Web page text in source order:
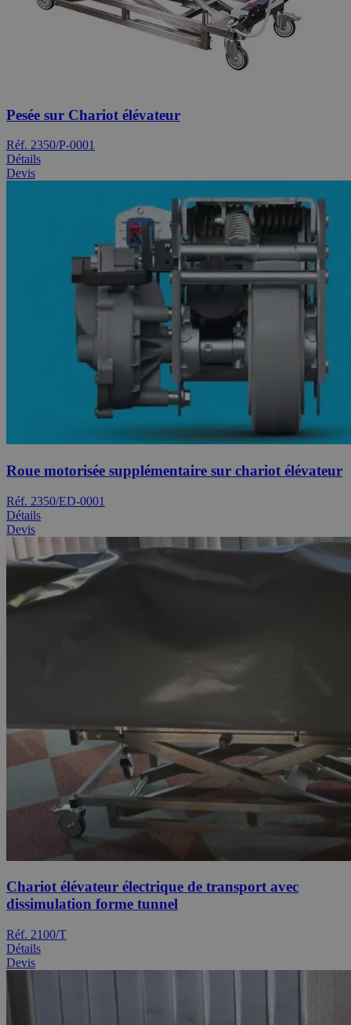
Pesée sur Chariot élévateur
Réf. 2350/P-0001
Détails
Devis
Roue motorisée supplémentaire sur chariot élévateur
Réf. 2350/ED-0001
Détails
Devis
Chariot élévateur électrique de transport avec
dissimulation forme tunnel
Réf. 2100/T
Détails
Devis